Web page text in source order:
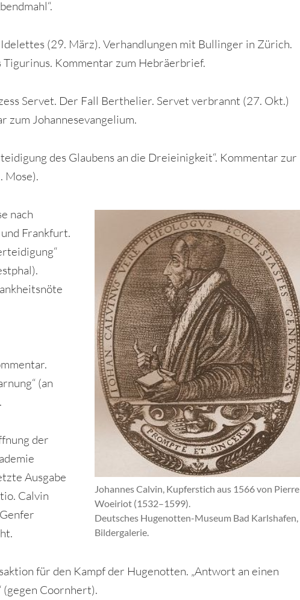
(29. März). Verhandlungen mit Bullinger in Zürich.
Tigurinus. Kommentar zum Hebräerbrief.
Servet. Der Fall Berthelier. Servet verbrannt (27. Okt.)
zum Johannesevangelium.
des Glaubens an die Dreieinigkeit“. Kommentar zur
Mose).
Johannes Calvin, Kupferstich aus 1566 von Pierre
Woeiriot (1532–1599).
Deutsches Hugenotten-Museum Bad Karlshafen,
Bildergalerie.
nach
Frankfurt.
(an
der
Ausgabe
Calvin
für den Kampf der Hugenotten. „Antwort an einen
(gegen Coornhert).